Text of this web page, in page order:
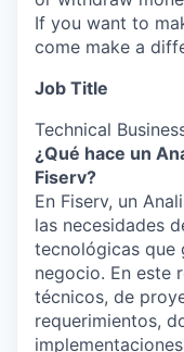
If you want to
come make a
Job Title
Technical
¿Qué hace un
Fiserv?
En Fiserv, un
las necesidades
tecnológicas que
negocio. En este
técnicos, de
requerimientos,